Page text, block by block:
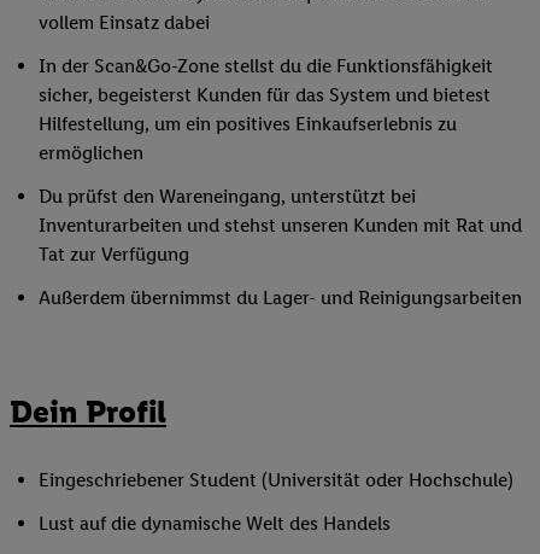
vollem Einsatz dabei
In der Scan&Go-Zone stellst du die Funktionsfähigkeit
sicher, begeisterst Kunden für das System und bietest
Hilfestellung, um ein positives Einkaufserlebnis zu
ermöglichen
Du prüfst den Wareneingang, unterstützt bei
Inventurarbeiten und stehst unseren Kunden mit Rat und
Tat zur Verfügung
Außerdem übernimmst du Lager- und Reinigungsarbeiten
Dein Profil
Eingeschriebener Student (Universität oder Hochschule)
Lust auf die dynamische Welt des Handels